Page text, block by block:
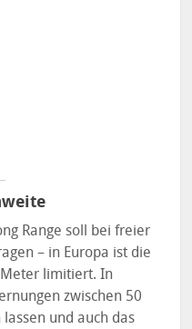
Range soll bei freier
– in Europa ist die
limitiert. In
zwischen 50
und auch das